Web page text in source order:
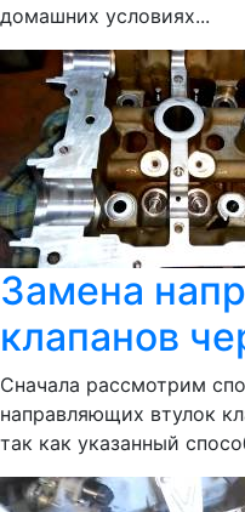
домашних условиях...
Замена
клапанов
Сначала рассмотрим
направляющих втулок
так как указанный